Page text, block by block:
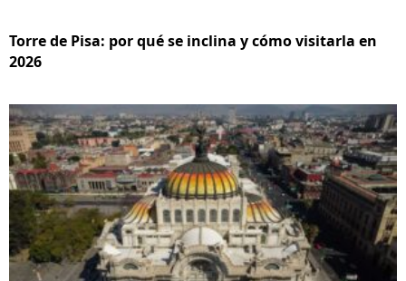
Torre de Pisa: por qué se inclina y cómo visitarla en
2026